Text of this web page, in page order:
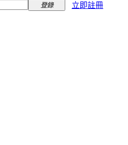
登錄
立即註冊